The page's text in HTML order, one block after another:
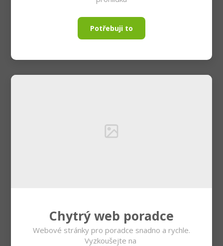
Potřebuji to
Chytrý web poradce
Webové stránky pro poradce snadno a rychle.
Vyzkoušejte na